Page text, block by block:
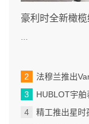
豪利时全新橄
法穆兰推出
HUBLOT宇
精工推出星时